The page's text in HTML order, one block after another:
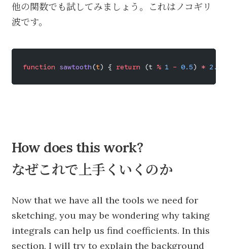
他の関数でも試してみましょう。これはノコギリ
波です。
function sawtooth(t) { return (t % 1 - 0.5) * 2.0
How does this work?
なぜこれで上手くいくのか
Now that we have all the tools we need for
sketching, you may be wondering why taking
integrals can help us find coefficients. In this
section, I will try to explain the background